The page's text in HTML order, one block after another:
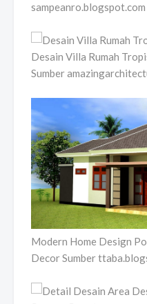
sampeanro.blogspot.com
Desain Villa Rumah
Sumber
Modern Home Design
Decor Sumber